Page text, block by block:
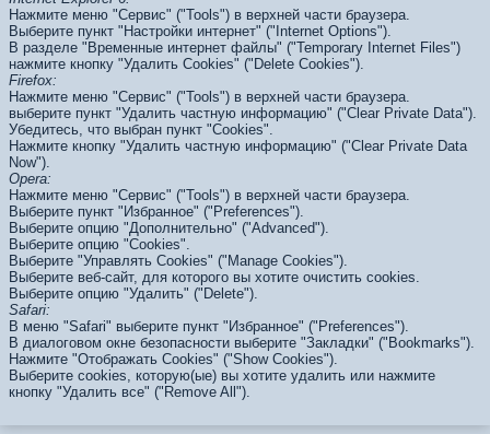
Нажмите меню "Сервис" ("Tools") в верхней части браузера.
Выберите пункт "Настройки интернет" ("Internet Options").
В разделе "Временные интернет файлы" ("Temporary Internet Files")
нажмите кнопку "Удалить Cookies" ("Delete Cookies").
Firefox:
Нажмите меню "Сервис" ("Tools") в верхней части браузера.
выберите пункт "Удалить частную информацию" ("Clear Private Data").
Убедитесь, что выбран пункт "Cookies".
Нажмите кнопку "Удалить частную информацию" ("Clear Private Data
Now").
Opera:
Нажмите меню "Сервис" ("Tools") в верхней части браузера.
Выберите пункт "Избранное" ("Preferences").
Выберите опцию "Дополнительно" ("Advanced").
Выберите опцию "Cookies".
Выберите "Управлять Cookies" ("Manage Cookies").
Выберите веб-сайт, для которого вы хотите очистить cookies.
Выберите опцию "Удалить" ("Delete").
Safari:
В меню "Safari" выберите пункт "Избранное" ("Preferences").
В диалоговом окне безопасности выберите "Закладки" ("Bookmarks").
Нажмите "Отображать Cookies" ("Show Cookies").
Выберите cookies, которую(ые) вы хотите удалить или нажмите
кнопку "Удалить все" ("Remove All").